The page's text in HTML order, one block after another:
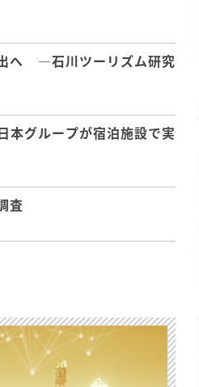
出へ ―石川ツーリズム研究
本グループが宿泊施設で実
査